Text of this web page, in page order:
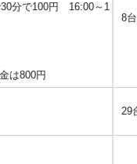
30分で100円 16:00～1
は800円
8台
29